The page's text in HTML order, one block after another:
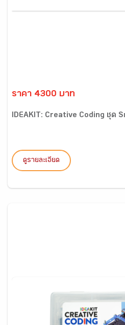
ราคา 4300 บาท
IDEAKIT: Creative Coding ชุด
ดูรายละเอียด